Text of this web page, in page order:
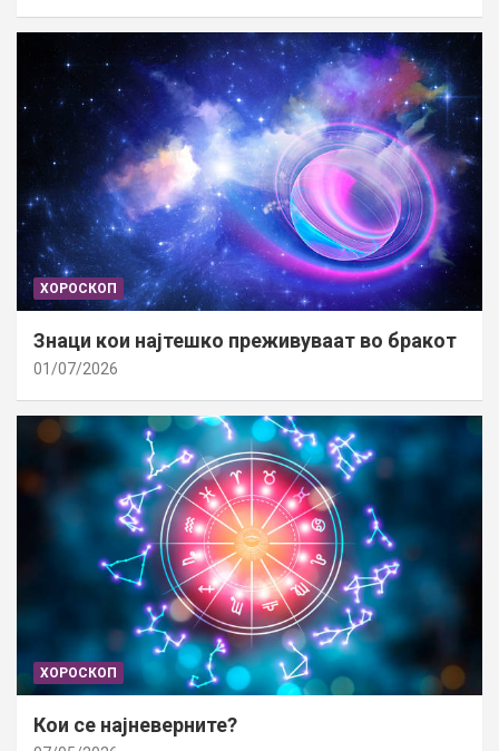
ХОРОСКОП
Знаци кои најтешко преживуваат во бракот
01/07/2026
ХОРОСКОП
Кои се најневерните?